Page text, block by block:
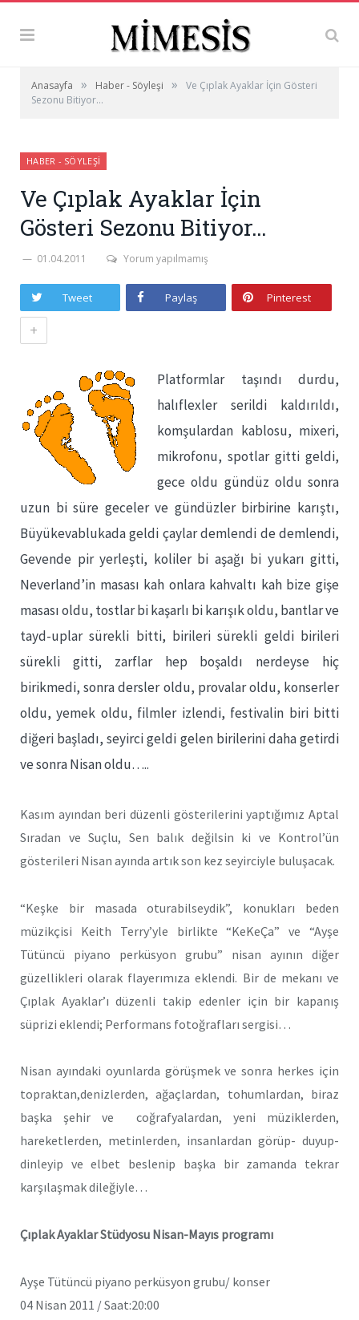
Anasayfa » Haber - Söyleşi »
Ve Çıplak Ayaklar İçin Gösteri
Sezonu Bitiyor…
HABER - SÖYLEŞI
Ve Çıplak Ayaklar İçin
Gösteri Sezonu Bitiyor…
01.04.2011 Yorum yapılmamış
Tweet Paylaş Pinterest
+
Platformlar taşındı durdu,
halıflexler serildi kaldırıldı,
komşulardan kablosu, mixeri,
mikrofonu, spotlar gitti geldi,
gece oldu gündüz oldu sonra
uzun bi süre geceler ve gündüzler birbirine karıştı,
Büyükevablukada geldi çaylar demlendi de demlendi,
Gevende pir yerleşti, koliler bi aşağı bi yukarı gitti,
Neverland’in masası kah onlara kahvaltı kah bize gişe
masası oldu, tostlar bi kaşarlı bi karışık oldu, bantlar ve
tayd-uplar sürekli bitti, birileri sürekli geldi birileri
sürekli gitti, zarflar hep boşaldı nerdeyse hiç
birikmedi, sonra dersler oldu, provalar oldu, konserler
oldu, yemek oldu, filmler izlendi, festivalin biri bitti
diğeri başladı, seyirci geldi gelen birilerini daha getirdi
ve sonra Nisan oldu…..
Kasım ayından beri düzenli gösterilerini yaptığımız Aptal
Sıradan ve Suçlu, Sen balık değilsin ki ve Kontrol’ün
gösterileri Nisan ayında artık son kez seyirciyle buluşacak.
“Keşke bir masada oturabilseydik”, konukları beden
müzikçisi Keith Terry’yle birlikte “KeKeÇa” ve “Ayşe
Tütüncü piyano perküsyon grubu” nisan ayının diğer
güzellikleri olarak flayerımıza eklendi. Bir de mekanı ve
Çıplak Ayaklar’ı düzenli takip edenler için bir kapanış
süprizi eklendi; Performans fotoğrafları sergisi…
Nisan ayındaki oyunlarda görüşmek ve sonra herkes için
topraktan,denizlerden, ağaçlardan, tohumlardan, biraz
başka şehir ve coğrafyalardan, yeni müziklerden,
hareketlerden, metinlerden, insanlardan görüp- duyup-
dinleyip ve elbet beslenip başka bir zamanda tekrar
karşılaşmak dileğiyle…
Çıplak Ayaklar Stüdyosu Nisan-Mayıs programı
Ayşe Tütüncü piyano perküsyon grubu/ konser
04 Nisan 2011 / Saat:20:00